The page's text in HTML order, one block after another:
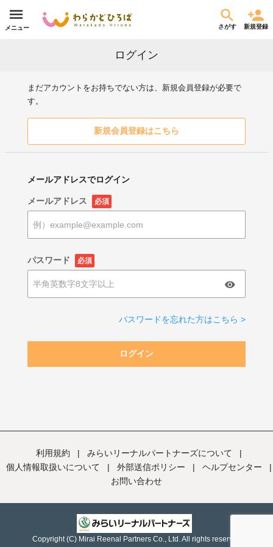
メニュー さがす 新規登録
ログイン
まだアカウントをお持ちでない方は、新規会員登録が必要で
す。
新規会員登録はこちら
メールアドレスでログイン
メールアドレス 必須
パスワード 必須
パスワードを忘れた方はこちら >
ログイン
利用規約 | みらいリーナルパートナーズについて
|
個人情報取扱いについて
| 外部送信ポリシー | ヘルプセンター
|
お問い合わせ
Copyright (C) Mirai Reenal Partners Co., Ltd. All rights reserved